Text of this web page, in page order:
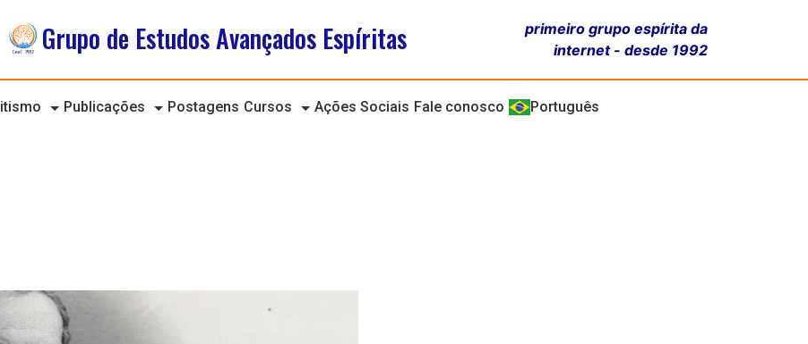
Grupo de Estudos Avançados Espíritas
primeiro grupo espírita da
internet - desde 1992
Publicações Postagens Cursos Ações Sociais Fale conosco Português